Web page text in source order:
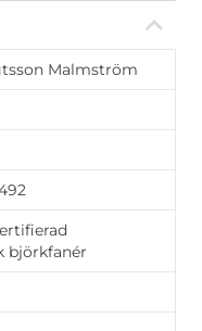
Malmström
björkfanér